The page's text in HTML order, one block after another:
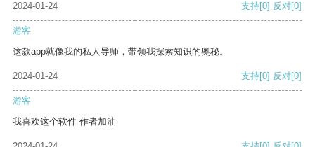
2024-01-24
支持[0] 反对[0]
游客
这款app就像我的私人导师，带领我探索知识的奥秘。
2024-01-24 支持[0] 反对[0]
游客
我喜欢这个软件 作者加油